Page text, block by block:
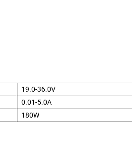
19.0-36.0V
0.01-5.0A
180W